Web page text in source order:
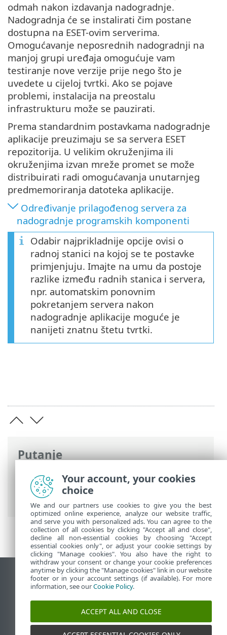
Putanje
ESET-ova online pomoć> ESET Endpoint
Security >Napredno podešavanje
Nadogradnje
> Nadogradnje aplikacije
odmah nakon izdavanja nadogradnje.
Nadogradnja će se instalirati čim postane
dostupna na ESET-ovim serverima.
Omogućavanje neposrednih nadogradnji na
manjoj grupi uređaja omogućuje vam
testiranje nove verzije prije nego što je
uvedete u cijeloj tvrtki. Ako se pojave
problemi, instalacija na preostalu
infrastrukturu može se pauzirati.
Prema standardnim postavkama nadogradnje
aplikacije preuzimaju se sa servera ESET
repozitorija. U velikim okruženjima ili
okruženjima izvan mreže promet se može
distribuirati radi omogućavanja unutarnjeg
predmemoriranja datoteka aplikacije.
Određivanje prilagođenog servera za
nadogradnje programskih komponenti
Odabir najprikladnije opcije ovisi o
radnoj stanici na kojoj se te postavke
primjenjuju. Imajte na umu da postoje
razlike između radnih stanica i servera,
npr. automatskim ponovnim
pokretanjem servera nakon
nadogradnje aplikacije moguće je
nanijeti znatnu štetu tvrtki.
Prikaži stranicu za radnu površinu
End of Life
ESET-ova baza znanja
ESET Status Portal
Your account, your cookies
choice
We and our partners use cookies to give you the best
optimized online experience, analyze our website traffic,
and serve you with personalized ads. You can agree to the
collection of all cookies by clicking "Accept all and close",
decline all non-essential cookies by choosing "Accept
essential cookies only", or adjust your cookie settings by
clicking "Manage cookies". You also have the right to
withdraw your consent or change your cookie preferences
anytime by clicking the "Manage cookies" link in our website
footer or in your account settings (if available). For more
information, see ourCookie Policy.
ACCEPT ALL AND CLOSE